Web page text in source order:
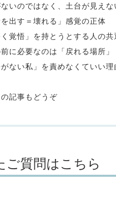
いのではなく、土台が見え
を出す＝壊れる」感覚の正体
く覚悟」を持とうとする人の共
に必要なのは「戻れる場所」
がない私」を責めなくていい理
記事もどうぞ
ご質問はこちら